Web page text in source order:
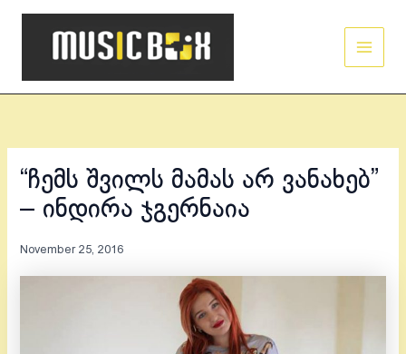
Skip
“ჩემს შვილს მამას არ ვანახებ”
– ინდირა ჯგერნაია
November 25, 2016